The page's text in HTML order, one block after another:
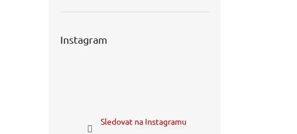
Instagram
Sledovat na Instagramu